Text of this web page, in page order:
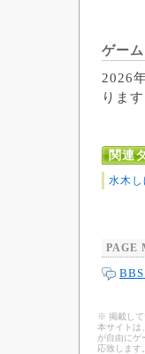
ゲー
2026
ります
関連
水木し
PAGE
※ 掲載して
本サイトは
が自由にゲ
応致します。